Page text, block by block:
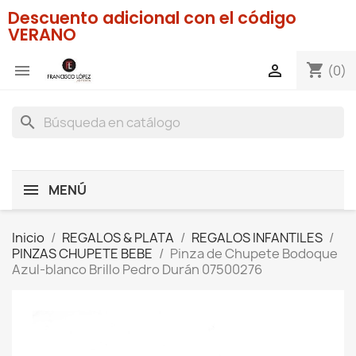
Descuento adicional con el código
VERANO
 shopping_cart (0)

search
MENÚ
Inicio REGALOS & PLATA
REGALOS INFANTILES
PINZAS CHUPETE BEBE
Pinza de Chupete Bodoque
Azul-blanco Brillo Pedro Durán 07500276